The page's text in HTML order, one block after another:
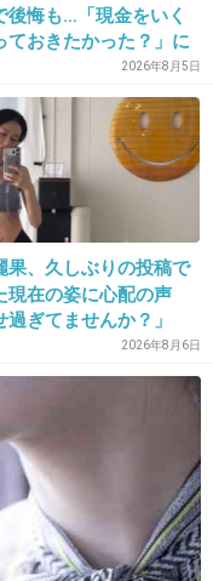
後悔も…「現金をいく
ておきたかった？」に
2026年8月5日
果、久しぶりの投稿で
現在の姿に心配の声
過ぎてませんか？」
2026年8月6日